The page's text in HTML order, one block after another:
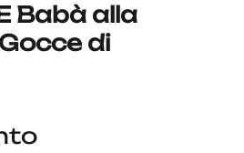
Babà alla
di